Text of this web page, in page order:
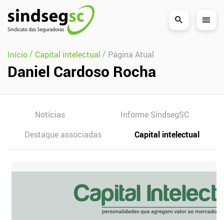
Pular Navegação (s)
Início/ Capital intelectual / Página Atual
Daniel Cardoso Rocha
Notícias
Informe SindsegSC
Destaque associadas
Capital intelectual